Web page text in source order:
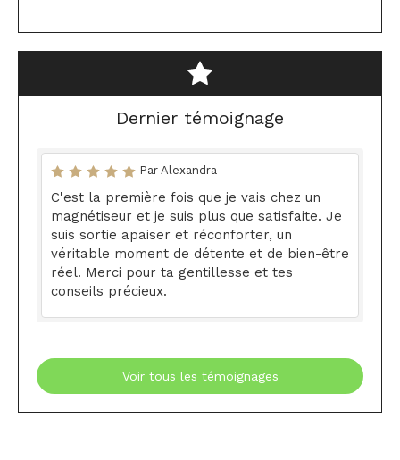
Dernier témoignage
Par Alexandra
C'est la première fois que je vais chez un
magnétiseur et je suis plus que satisfaite. Je
suis sortie apaiser et réconforter, un
véritable moment de détente et de bien-être
réel. Merci pour ta gentillesse et tes
conseils précieux.
Voir tous les témoignages